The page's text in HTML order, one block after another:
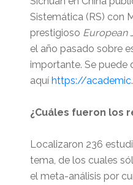
Sistemática (RS) con
prestigioso European
el año pasado sobre
importante. Se puede
aquí https://
¿Cuáles fueron los
Localizaron 236
tema, de los cuales
el meta-análisis por